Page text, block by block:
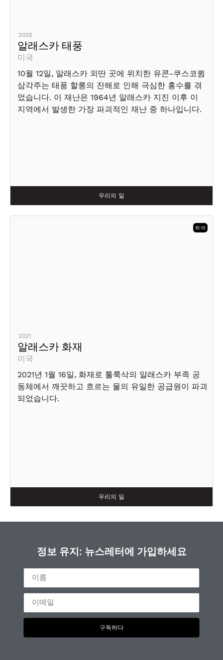
2025
알래스카 태풍
미국
10월 12일, 알래스카 외딴 곳에 위치한 유콘-쿠스코큄
삼각주는 태풍 할롱의 잔해로 인해 극심한 홍수를 겪
었습니다. 이 재난은 1964년 알래스카 지진 이후 이
지역에서 발생한 가장 파괴적인 재난 중 하나입니다.
우리의 일
화재
2021
알래스카 화재
미국
2021년 1월 16일, 화재로 툴룩삭의 알래스카 부족 공
동체에서 깨끗하고 흐르는 물의 유일한 공급원이 파괴
되었습니다.
우리의 일
정보 유지: 뉴스레터에 가입하세요
구독하다